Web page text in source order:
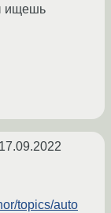
ищешь
17.09.2022
topics/auto